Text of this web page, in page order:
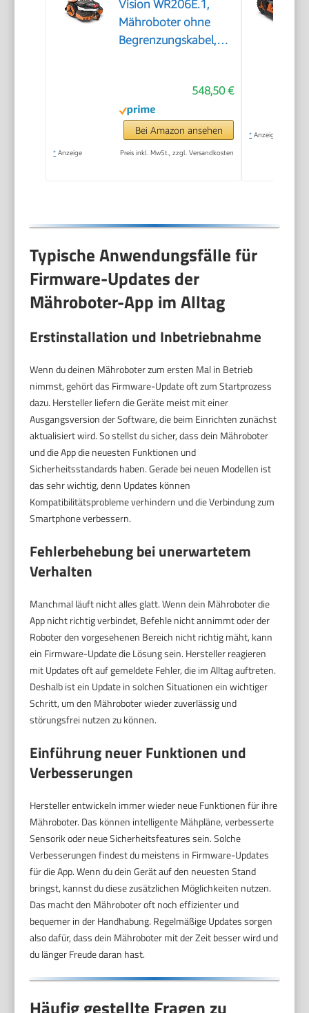
Vision WR206E.1,
Mähroboter ohne
Begrenzungskabel,
548,50 €
Bei Amazon ansehen
* Anzeige Preis inkl. MwSt., zzgl. Versandkosten
* Anzeige
Typische Anwendungsfälle für
Firmware-Updates der
Mähroboter-App im Alltag
Erstinstallation und Inbetriebnahme
Wenn du deinen Mähroboter zum ersten Mal in Betrieb
nimmst, gehört das Firmware-Update oft zum Startprozess
dazu. Hersteller liefern die Geräte meist mit einer
Ausgangsversion der Software, die beim Einrichten zunächst
aktualisiert wird. So stellst du sicher, dass dein Mähroboter
und die App die neuesten Funktionen und
Sicherheitsstandards haben. Gerade bei neuen Modellen ist
das sehr wichtig, denn Updates können
Kompatibilitätsprobleme verhindern und die Verbindung zum
Smartphone verbessern.
Fehlerbehebung bei unerwartetem
Verhalten
Manchmal läuft nicht alles glatt. Wenn dein Mähroboter die
App nicht richtig verbindet, Befehle nicht annimmt oder der
Roboter den vorgesehenen Bereich nicht richtig mäht, kann
ein Firmware-Update die Lösung sein. Hersteller reagieren
mit Updates oft auf gemeldete Fehler, die im Alltag auftreten.
Deshalb ist ein Update in solchen Situationen ein wichtiger
Schritt, um den Mähroboter wieder zuverlässig und
störungsfrei nutzen zu können.
Einführung neuer Funktionen und
Verbesserungen
Hersteller entwickeln immer wieder neue Funktionen für ihre
Mähroboter. Das können intelligente Mähpläne, verbesserte
Sensorik oder neue Sicherheitsfeatures sein. Solche
Verbesserungen findest du meistens in Firmware-Updates
für die App. Wenn du dein Gerät auf den neuesten Stand
bringst, kannst du diese zusätzlichen Möglichkeiten nutzen.
Das macht den Mähroboter oft noch effizienter und
bequemer in der Handhabung. Regelmäßige Updates sorgen
also dafür, dass dein Mähroboter mit der Zeit besser wird und
du länger Freude daran hast.